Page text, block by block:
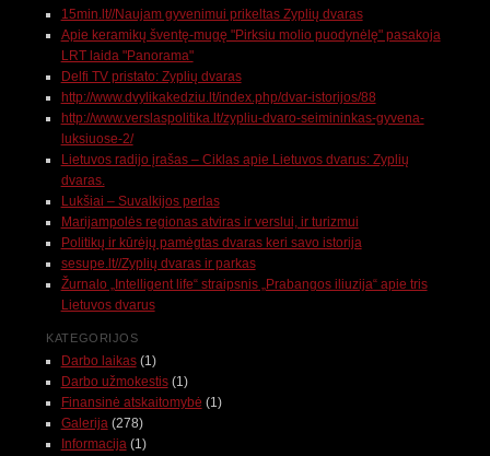
15min.lt//Naujam gyvenimui prikeltas Zyplių dvaras
Apie keramikų šventę-mugę "Pirksiu molio puodynėlę" pasakoja
LRT laida "Panorama"
Delfi TV pristato: Zyplių dvaras
http://www.dvylikakedziu.lt/index.php/dvar-istorijos/88
http://www.verslaspolitika.lt/zypliu-dvaro-seimininkas-gyvena-
luksiuose-2/
Lietuvos radijo įrašas – Ciklas apie Lietuvos dvarus: Zyplių
dvaras.
Lukšiai – Suvalkijos perlas
Marijampolės regionas atviras ir verslui, ir turizmui
Politikų ir kūrėjų pamėgtas dvaras keri savo istorija
sesupe.lt//Zyplių dvaras ir parkas
Žurnalo „Intelligent life“ straipsnis „Prabangos iliuzija“ apie tris
Lietuvos dvarus
KATEGORIJOS
Darbo laikas(1)
Darbo užmokestis(1)
Finansinė atskaitomybė (1)
Galerija(278)
Informacija(1)